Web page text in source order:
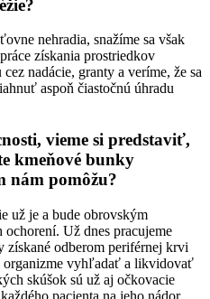
nehradia, snažíme sa však
získania prostriedkov
nadácie, granty a veríme, že sa
aspoň čiastočnú úhradu
vieme si predstaviť,
kmeňové bunky
nám pomôžu?
už je a bude obrovským
Už dnes pracujeme
získané odberom periférnej krvi
organizme vyhľadať a likvidovať
skúšok sú už aj očkovacie
pacienta na jeho nádor